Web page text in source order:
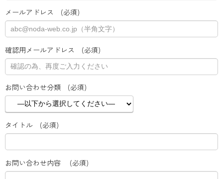
/
F
r
a
m
e
r
s
N
O
D
A
（
メールアドレス (必須)
確認用メールアドレス (必須)
お問い合わせ分類 (必須)
タイトル (必須)
お問い合わせ内容 (必須)